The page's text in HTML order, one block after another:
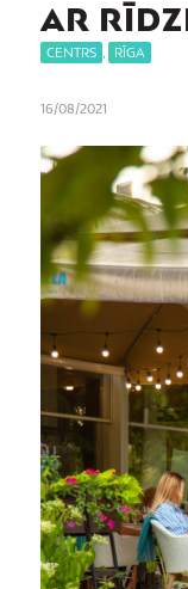
AR
CENTRS RĪGA
16/08/2021